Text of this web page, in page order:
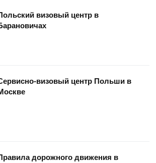
визовый центр в
визовый центр Польши в
дорожного движения в